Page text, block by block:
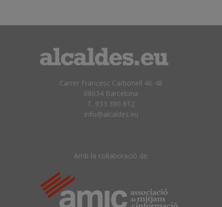
Carrer Francesc Carbonell 46-48
08034 Barcelona
T. 933 390 812
info@alcaldes.eu
Amb la col·laboració de: